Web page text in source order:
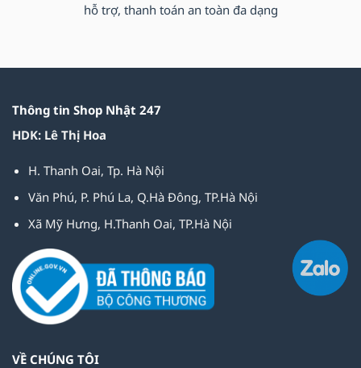
hỗ trợ, thanh toán an toàn đa dạng
Thông tin Shop Nhật 247
HDK: Lê Thị Hoa
H. Thanh Oai, Tp. Hà Nội
Văn Phú, P. Phú La, Q.Hà Đông, TP.Hà Nội
Xã Mỹ Hưng, H.Thanh Oai, TP.Hà Nội
VỀ CHÚNG TÔI